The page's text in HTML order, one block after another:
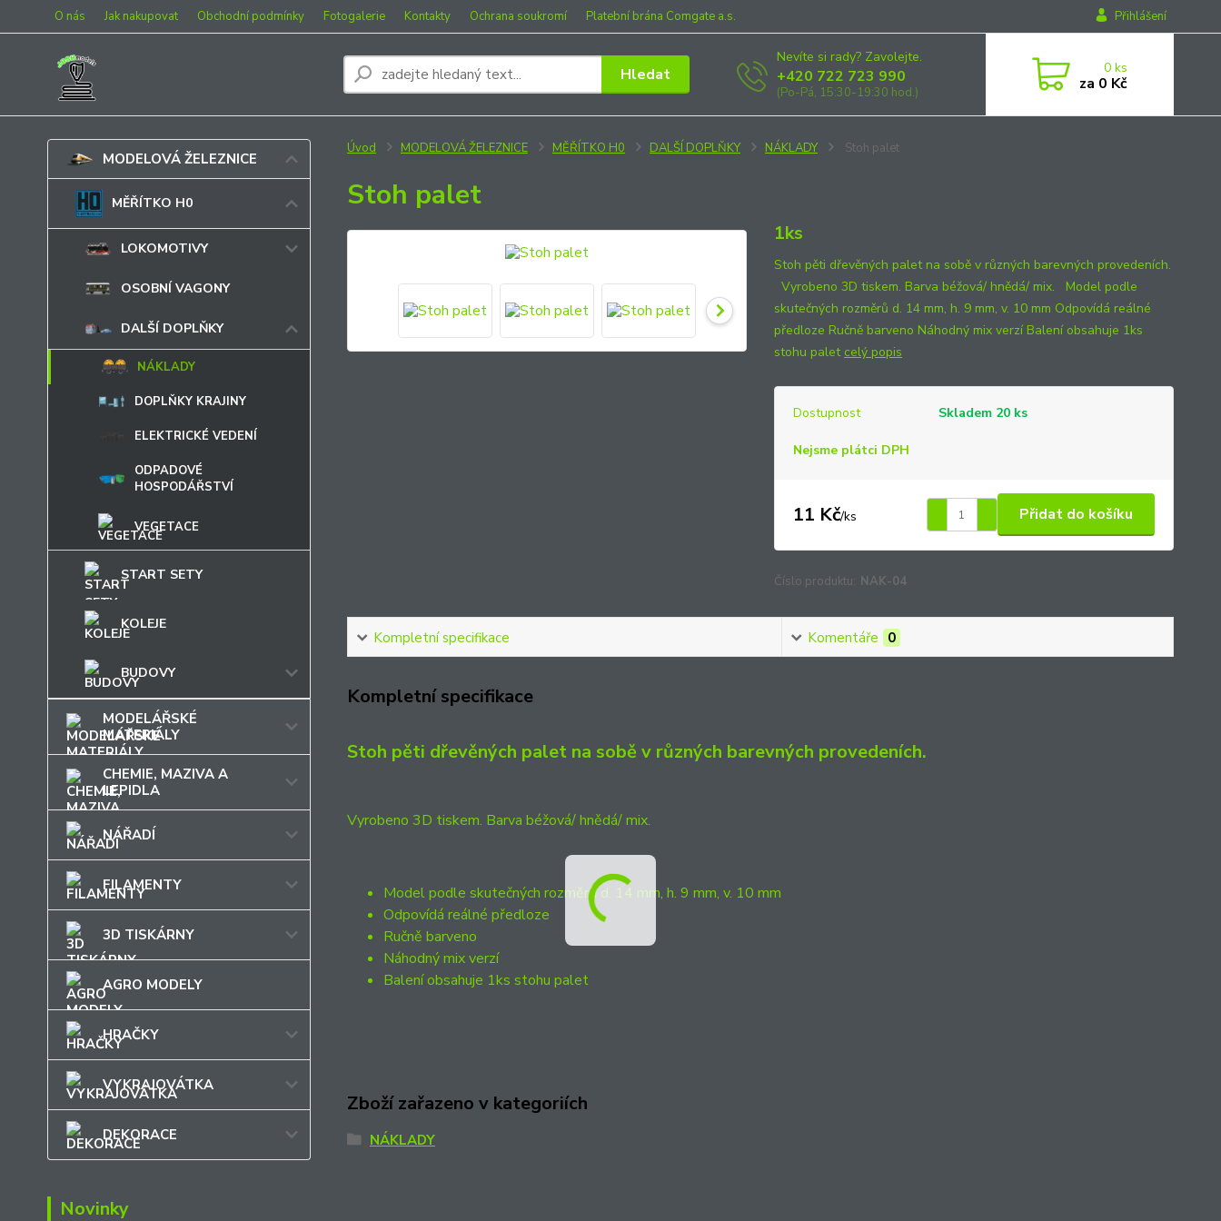
O nás Jak nakupovat Obchodní podmínky Fotogalerie Kontakty Ochrana soukromí Platební brána Comgate a.s. Přihlášení
Hledat
Nevíte si rady? Zavolejte.
+420 722 723 990
(Po-Pá, 15:30-19:30 hod.)
0ks
za 0 Kč
MODELOVÁ ŽELEZNICE
MĚŘÍTKO H0
LOKOMOTIVY
OSOBNÍ VAGONY
DALŠÍ DOPLŇKY
NÁKLADY
DOPLŇKY KRAJINY
ELEKTRICKÉ VEDENÍ
ODPADOVÉ
HOSPODÁŘSTVÍ
VEGETACE
START SETY
KOLEJE
BUDOVY
MODELÁŘSKÉ
MATERIÁLY
CHEMIE, MAZIVA A
LEPIDLA
NÁŘADÍ
FILAMENTY
3D TISKÁRNY
AGRO MODELY
HRAČKY
VYKRAJOVÁTKA
DEKORACE
Novinky
Úvod MODELOVÁ ŽELEZNICE MĚŘÍTKO H0 DALŠÍ DOPLŇKY NÁKLADY Stoh palet
Stoh palet
1ks
Stoh pěti dřevěných palet na sobě v různých barevných provedeních.
Vyrobeno 3D tiskem. Barva béžová/ hnědá/ mix. Model podle
skutečných rozměrů d. 14 mm, h. 9 mm, v. 10 mm Odpovídá reálné
předloze Ručně barveno Náhodný mix verzí Balení obsahuje 1ks
stohu palet celý popis
Dostupnost Skladem 20 ks
Nejsme plátci DPH
11 Kč/ks Přidat do košíku
Číslo produktu: NAK-04
Kompletní specifikace Komentáře 0
Kompletní specifikace
Stoh pěti dřevěných palet na sobě v různých barevných provedeních.
Vyrobeno 3D tiskem. Barva béžová/ hnědá/ mix.
Model podle skutečných rozměrů d. 14 mm, h. 9 mm, v. 10 mm
Odpovídá reálné předloze
Ručně barveno
Náhodný mix verzí
Balení obsahuje 1ks stohu palet
Zboží zařazeno v kategoriích
NÁKLADY